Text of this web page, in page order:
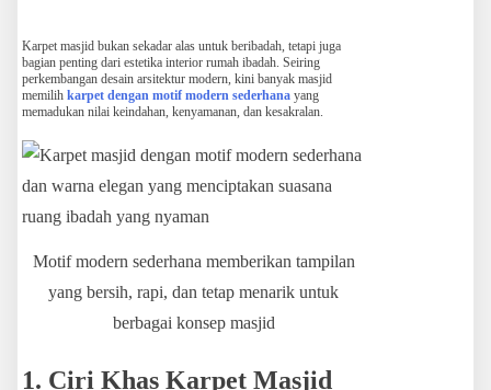
Karpet masjid bukan sekadar alas untuk beribadah, tetapi juga
bagian penting dari estetika interior rumah ibadah. Seiring
perkembangan desain arsitektur modern, kini banyak masjid
memilih karpet dengan motif modern sederhana yang
memadukan nilai keindahan, kenyamanan, dan kesakralan.
Motif modern sederhana memberikan tampilan
yang bersih, rapi, dan tetap menarik untuk
berbagai konsep masjid
1. Ciri Khas Karpet Masjid